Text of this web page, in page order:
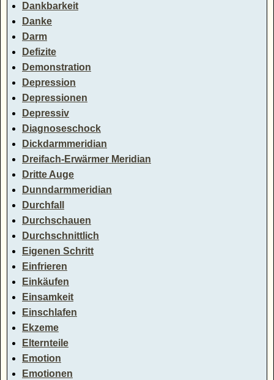
Dankbarkeit
Danke
Darm
Defizite
Demonstration
Depression
Depressionen
Depressiv
Diagnoseschock
Dickdarmmeridian
Dreifach-Erwärmer Meridian
Dritte Auge
Dunndarmmeridian
Durchfall
Durchschauen
Durchschnittlich
Eigenen Schritt
Einfrieren
Einkäufen
Einsamkeit
Einschlafen
Ekzeme
Elternteile
Emotion
Emotionen